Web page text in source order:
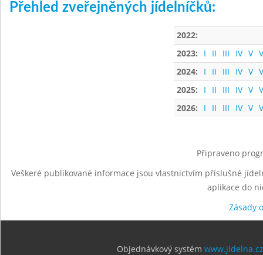
Přehled zveřejněných jídelníčků:
2022:
2023:
I II III IV V
2024:
I II III IV V
2025:
I II III IV V
2026:
I II III IV V
Připraveno
Veškeré publikované informace jsou vlastnictvím příslušné
aplikace do
Zásady
Objednávkový systém www.jidelna.cz